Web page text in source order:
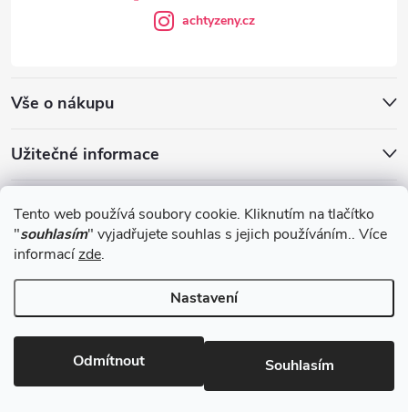
Tento web používá soubory cookie. Kliknutím na tlačítko
"souhlasím" vyjadřujete souhlas s jejich používáním.. Více
informacízde.
Nastavení
Odmítnout Souhlasím
Vše o nákupu
Užitečné informace
achtyzeny.cz
Blog
Achtyzeny.cz. Všechna práva vyhrazena.